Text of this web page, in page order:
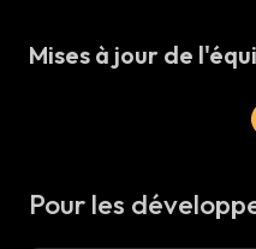
Mises à jour de
Pour les